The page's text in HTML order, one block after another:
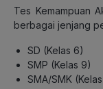
Tes Kemampuan
berbagai jenjang
SD (Kelas 6)
SMP (Kelas 9)
SMA/SMK (Kelas